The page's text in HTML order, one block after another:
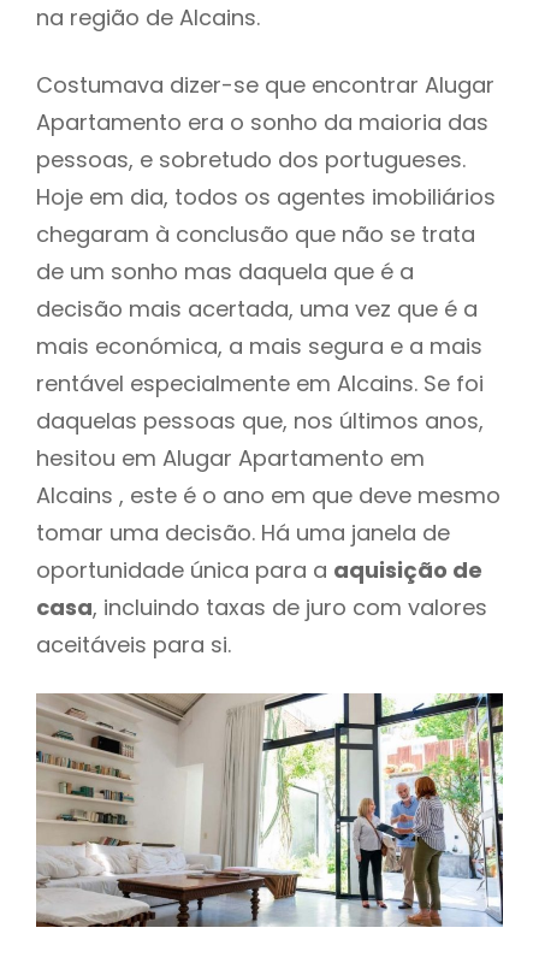
na região de Alcains.
Costumava dizer-se que encontrar Alugar
Apartamento era o sonho da maioria das
pessoas, e sobretudo dos portugueses.
Hoje em dia, todos os agentes imobiliários
chegaram à conclusão que não se trata
de um sonho mas daquela que é a
decisão mais acertada, uma vez que é a
mais económica, a mais segura e a mais
rentável especialmente em Alcains. Se foi
daquelas pessoas que, nos últimos anos,
hesitou em Alugar Apartamento em
Alcains , este é o ano em que deve mesmo
tomar uma decisão. Há uma janela de
oportunidade única para a aquisição de
casa, incluindo taxas de juro com valores
aceitáveis para si.